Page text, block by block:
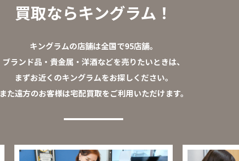
買取ならキングラム！
キングラムの店舗は全国で95店舗。
ブランド品・貴金属・洋酒などを売りたいときは、
まずお近くのキングラムをお探しください。
また遠方のお客様は宅配買取をご利用いただけます。